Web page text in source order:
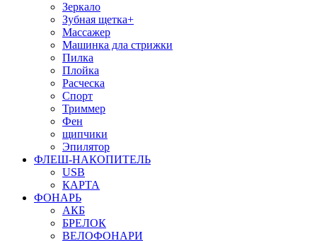
Зеркало
Зубная щетка+
Массажер
Машинка дла стрижки
Пилка
Плойка
Расческа
Спорт
Триммер
Фен
щипчики
Эпилятор
ФЛЕШ-НАКОПИТЕЛЬ
USB
КАРТА
ФОНАРЬ
АКБ
БРЕЛОК
ВЕЛОФОНАРИ